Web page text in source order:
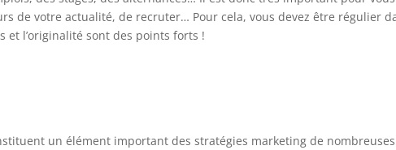
de votre actualité, de recruter… Pour cela, vous devez être régulier
et l’originalité sont des points forts !
un élément important des stratégies marketing de